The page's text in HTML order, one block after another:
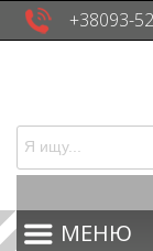
+38093-
МЕНЮ